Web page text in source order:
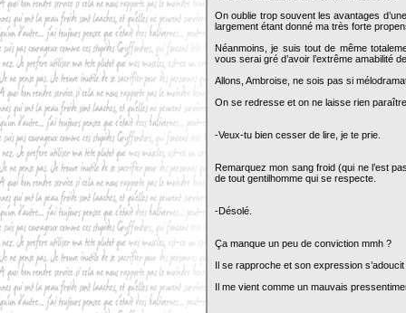
On oublie trop souvent les avantages
largement étant donné ma très forte
Néanmoins, je suis tout de même
vous serai gré d’avoir l’extrême amabilité
Allons, Ambroise, ne sois pas si
On se redresse et on ne laisse rien
-Veux-tu bien cesser de lire, je te prie.
Remarquez mon sang froid (qui ne l’est
de tout gentilhomme qui se respecte.
-Désolé.
Ça manque un peu de conviction mmh ?
Il se rapproche et son expression
Il me vient comme un mauvais